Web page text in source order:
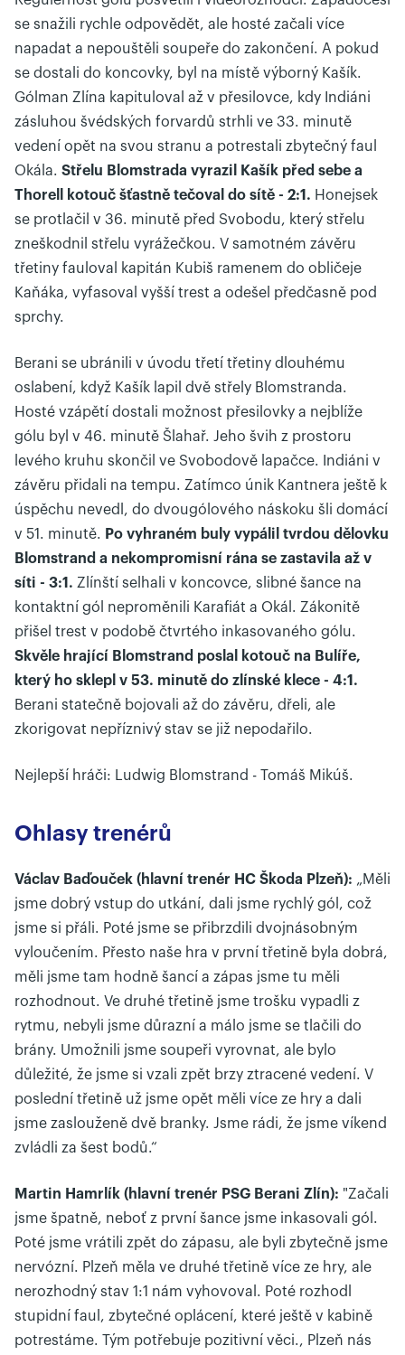
se snažili rychle odpovědět, ale hosté začali více
napadat a nepouštěli soupeře do zakončení. A pokud
se dostali do koncovky, byl na místě výborný Kašík.
Gólman Zlína kapituloval až v přesilovce, kdy Indiáni
zásluhou švédských forvardů strhli ve 33. minutě
vedení opět na svou stranu a potrestali zbytečný faul
Okála. Střelu Blomstrada vyrazil Kašík před sebe a
Thorell kotouč šťastně tečoval do sítě - 2:1. Honejsek
se protlačil v 36. minutě před Svobodu, který střelu
zneškodnil střelu vyrážečkou. V samotném závěru
třetiny fauloval kapitán Kubiš ramenem do obličeje
Kaňáka, vyfasoval vyšší trest a odešel předčasně pod
sprchy.
Berani se ubránili v úvodu třetí třetiny dlouhému
oslabení, když Kašík lapil dvě střely Blomstranda.
Hosté vzápětí dostali možnost přesilovky a nejblíže
gólu byl v 46. minutě Šlahař. Jeho švih z prostoru
levého kruhu skončil ve Svobodově lapačce. Indiáni v
závěru přidali na tempu. Zatímco únik Kantnera ještě k
úspěchu nevedl, do dvougólového náskoku šli domácí
v 51. minutě. Po vyhraném buly vypálil tvrdou dělovku
Blomstrand a nekompromisní rána se zastavila až v
síti - 3:1. Zlínští selhali v koncovce, slibné šance na
kontaktní gól neproměnili Karafiát a Okál. Zákonitě
přišel trest v podobě čtvrtého inkasovaného gólu.
Skvěle hrající Blomstrand poslal kotouč na Bulíře,
který ho sklepl v 53. minutě do zlínské klece - 4:1.
Berani statečně bojovali až do závěru, dřeli, ale
zkorigovat nepříznivý stav se již nepodařilo.
Nejlepší hráči: Ludwig Blomstrand - Tomáš Mikúš.
Ohlasy trenérů
Václav Baďouček (hlavní trenér HC Škoda Plzeň): „Měli
jsme dobrý vstup do utkání, dali jsme rychlý gól, což
jsme si přáli. Poté jsme se přibrzdili dvojnásobným
vyloučením. Přesto naše hra v první třetině byla dobrá,
měli jsme tam hodně šancí a zápas jsme tu měli
rozhodnout. Ve druhé třetině jsme trošku vypadli z
rytmu, nebyli jsme důrazní a málo jsme se tlačili do
brány. Umožnili jsme soupeři vyrovnat, ale bylo
důležité, že jsme si vzali zpět brzy ztracené vedení. V
poslední třetině už jsme opět měli více ze hry a dali
jsme zaslouženě dvě branky. Jsme rádi, že jsme víkend
zvládli za šest bodů.“
Martin Hamrlík (hlavní trenér PSG Berani Zlín): "Začali
jsme špatně, neboť z první šance jsme inkasovali gól.
Poté jsme vrátili zpět do zápasu, ale byli zbytečně jsme
nervózní. Plzeň měla ve druhé třetině více ze hry, ale
nerozhodný stav 1:1 nám vyhovoval. Poté rozhodl
stupidní faul, zbytečné oplácení, které ještě v kabině
potrestáme. Tým potřebuje pozitivní věci., Plzeň nás